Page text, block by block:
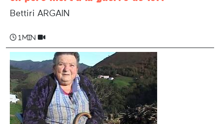
Bettiri ARGAIN
1 min